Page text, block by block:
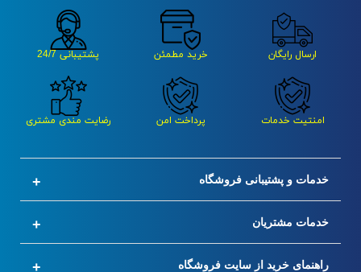
ارسال رایگان خرید مطمئن پشتیبانی 24/7
امنتیت خدمات پرداخت امن رضایت مندی مشتری
خدمات و پشتیبانی فروشگاه
خدمات مشتریان
راهنمای خرید از سایت فروشگاه